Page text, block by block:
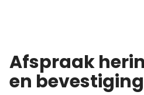
Afspraak
en